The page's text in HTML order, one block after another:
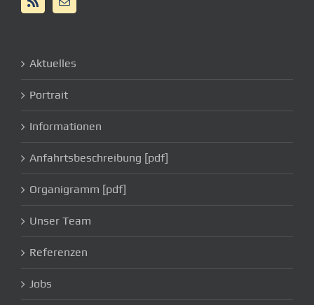
Aktuelles
Portrait
Informationen
Anfahrtsbeschreibung [pdf]
Organigramm [pdf]
Unser Team
Referenzen
Jobs